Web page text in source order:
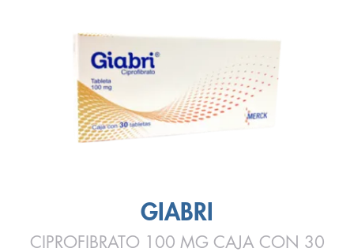
GIABRI
CIPROFIBRATO 100 MG CAJA CON 30